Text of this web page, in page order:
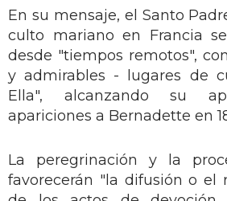
En su mensaje, el Santo
culto mariano en Francia
desde "tiempos remotos",
y admirables - lugares de
Ella", alcanzando su
apariciones a Bernadette en
La peregrinación y la
favorecerán "la difusión o el